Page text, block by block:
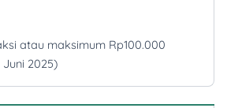
atau maksimum Rp100.000
2025)